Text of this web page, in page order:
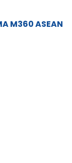
M360 ASEAN